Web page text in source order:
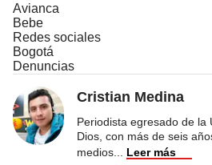
Avianca
Bebe
Redes sociales
Bogotá
Denuncias
Cristian Medina
Periodista egresado de la
Dios, con más de seis
medios
Leer más